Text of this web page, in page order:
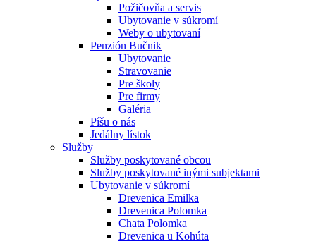
Požičovňa a servis
Ubytovanie v súkromí
Weby o ubytovaní
Penzión Bučnik
Ubytovanie
Stravovanie
Pre školy
Pre firmy
Galéria
Píšu o nás
Jedálny lístok
Služby
Služby poskytované obcou
Služby poskytované inými subjektami
Ubytovanie v súkromí
Drevenica Emilka
Drevenica Polomka
Chata Polomka
Drevenica u Kohúta